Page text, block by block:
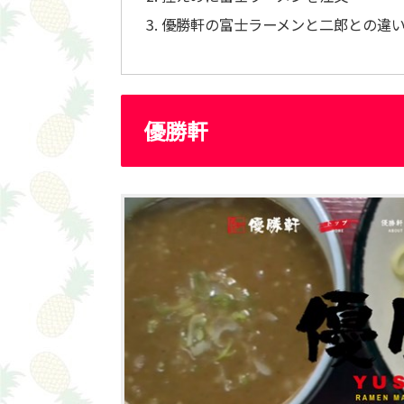
優勝軒の富士ラーメンと二郎との違
優勝軒